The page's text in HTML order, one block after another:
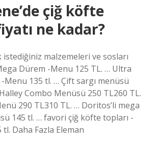
çiğ köfte
ne kadar?
istediğiniz malzemeleri ve sosları
Dürem -Menu 125 TL. … Ultra
Menu 135 tl. … Çift sargı menüsü
Combo Menüsü 250 TL260 TL.
290 TL310 TL. … Doritos’li mega
145 tl. … favori çiğ köfte topları -
Daha Fazla Eleman